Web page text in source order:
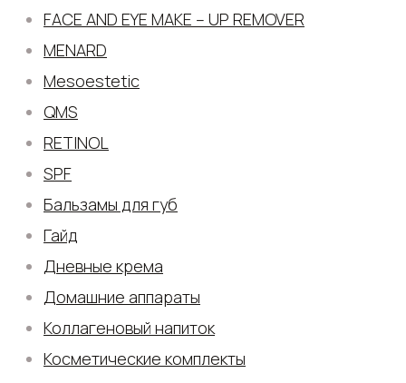
FACE AND EYE MAKE – UP REMOVER
MENARD
Mesoestetic
QMS
RETINOL
SPF
Бальзамы для губ
Гайд
Дневные крема
Домашние аппараты
Коллагеновый напиток
Косметические комплекты